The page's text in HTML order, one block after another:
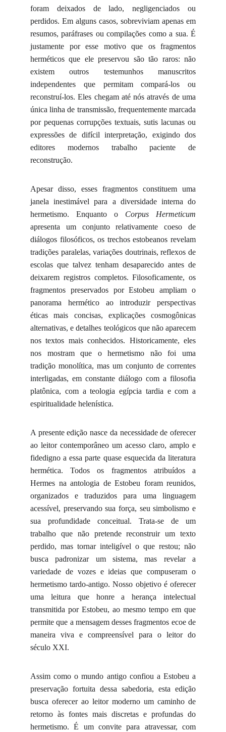
foram deixados de lado, negligenciados ou
perdidos. Em alguns casos, sobreviviam apenas em
resumos, paráfrases ou compilações como a sua. É
justamente por esse motivo que os fragmentos
herméticos que ele preservou são tão raros: não
existem outros testemunhos manuscritos
independentes que permitam compará-los ou
reconstruí-los. Eles chegam até nós através de uma
única linha de transmissão, frequentemente marcada
por pequenas corrupções textuais, sutis lacunas ou
expressões de difícil interpretação, exigindo dos
editores modernos trabalho paciente de
reconstrução.
Apesar disso, esses fragmentos constituem uma
janela inestimável para a diversidade interna do
hermetismo. Enquanto o Corpus Hermeticum
apresenta um conjunto relativamente coeso de
diálogos filosóficos, os trechos estobeanos revelam
tradições paralelas, variações doutrinais, reflexos de
escolas que talvez tenham desaparecido antes de
deixarem registros completos. Filosoficamente, os
fragmentos preservados por Estobeu ampliam o
panorama hermético ao introduzir perspectivas
éticas mais concisas, explicações cosmogônicas
alternativas, e detalhes teológicos que não aparecem
nos textos mais conhecidos. Historicamente, eles
nos mostram que o hermetismo não foi uma
tradição monolítica, mas um conjunto de correntes
interligadas, em constante diálogo com a filosofia
platônica, com a teologia egípcia tardia e com a
espiritualidade helenística.
A presente edição nasce da necessidade de oferecer
ao leitor contemporâneo um acesso claro, amplo e
fidedigno a essa parte quase esquecida da literatura
hermética. Todos os fragmentos atribuídos a
Hermes na antologia de Estobeu foram reunidos,
organizados e traduzidos para uma linguagem
acessível, preservando sua força, seu simbolismo e
sua profundidade conceitual. Trata-se de um
trabalho que não pretende reconstruir um texto
perdido, mas tornar inteligível o que restou; não
busca padronizar um sistema, mas revelar a
variedade de vozes e ideias que compuseram o
hermetismo tardo-antigo. Nosso objetivo é oferecer
uma leitura que honre a herança intelectual
transmitida por Estobeu, ao mesmo tempo em que
permite que a mensagem desses fragmentos ecoe de
maneira viva e compreensível para o leitor do
século XXI.
Assim como o mundo antigo confiou a Estobeu a
preservação fortuita dessa sabedoria, esta edição
busca oferecer ao leitor moderno um caminho de
retorno às fontes mais discretas e profundas do
hermetismo. É um convite para atravessar, com